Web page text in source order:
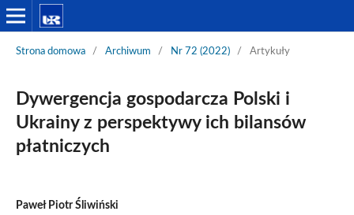
Strona domowa / Archiwum / Nr 72 (2022) / Artykuły
Dywergencja gospodarcza Polski i
Ukrainy z perspektywy ich bilansów
płatniczych
Paweł Piotr Śliwiński